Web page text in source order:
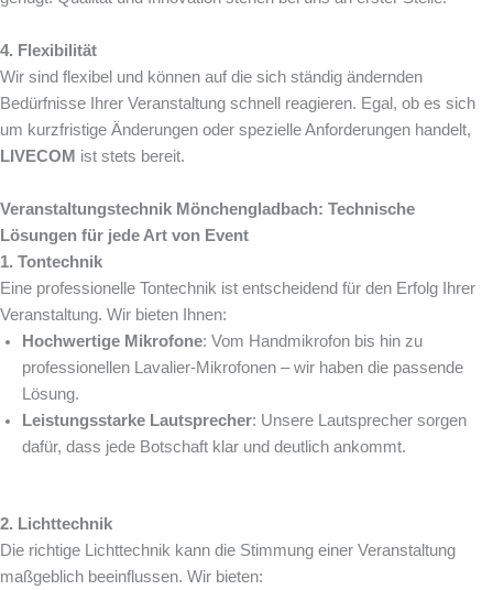
4. Flexibilität
Wir sind flexibel und können auf die sich ständig ändernden
Bedürfnisse Ihrer Veranstaltung schnell reagieren. Egal, ob es sich
um kurzfristige Änderungen oder spezielle Anforderungen handelt,
LIVECOM ist stets bereit.
Veranstaltungstechnik Mönchengladbach: Technische
Lösungen für jede Art von Event
1. Tontechnik
Eine professionelle Tontechnik ist entscheidend für den Erfolg Ihrer
Veranstaltung. Wir bieten Ihnen:
Hochwertige Mikrofone: Vom Handmikrofon bis hin zu
professionellen Lavalier-Mikrofonen – wir haben die passende
Lösung.
Leistungsstarke Lautsprecher: Unsere Lautsprecher sorgen
dafür, dass jede Botschaft klar und deutlich ankommt.
2. Lichttechnik
Die richtige Lichttechnik kann die Stimmung einer Veranstaltung
maßgeblich beeinflussen. Wir bieten: